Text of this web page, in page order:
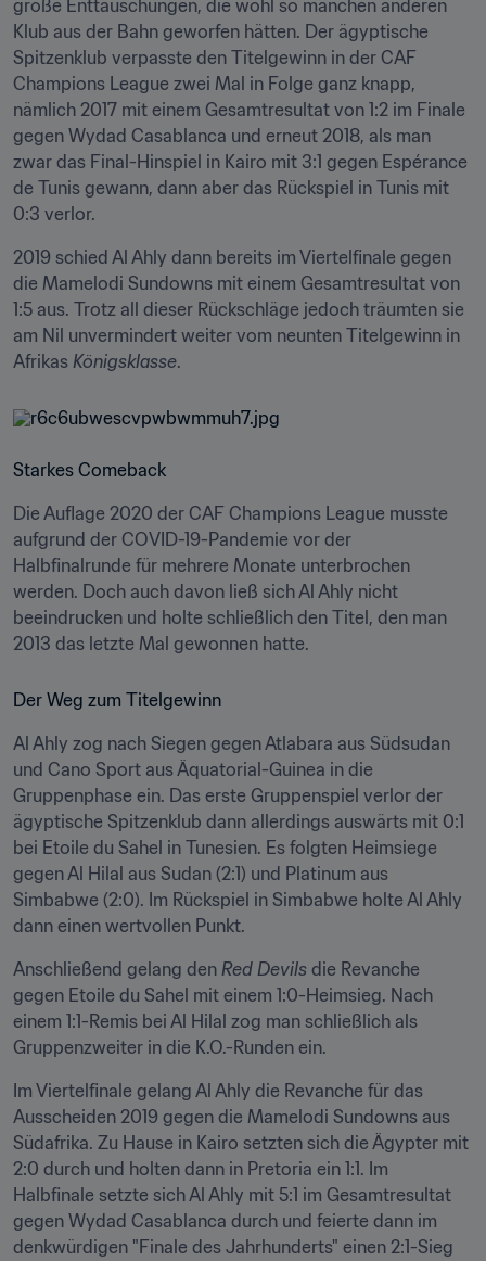
große Enttäuschungen, die wohl so manchen anderen
Klub aus der Bahn geworfen hätten. Der ägyptische
Spitzenklub verpasste den Titelgewinn in der CAF
Champions League zwei Mal in Folge ganz knapp,
nämlich 2017 mit einem Gesamtresultat von 1:2 im Finale
gegen Wydad Casablanca und erneut 2018, als man
zwar das Final-Hinspiel in Kairo mit 3:1 gegen Espérance
de Tunis gewann, dann aber das Rückspiel in Tunis mit
0:3 verlor.
2019 schied Al Ahly dann bereits im Viertelfinale gegen
die Mamelodi Sundowns mit einem Gesamtresultat von
1:5 aus. Trotz all dieser Rückschläge jedoch träumten sie
am Nil unvermindert weiter vom neunten Titelgewinn in
Afrikas Königsklasse.
Starkes Comeback
Die Auflage 2020 der CAF Champions League musste
aufgrund der COVID-19-Pandemie vor der
Halbfinalrunde für mehrere Monate unterbrochen
werden. Doch auch davon ließ sich Al Ahly nicht
beeindrucken und holte schließlich den Titel, den man
2013 das letzte Mal gewonnen hatte.
Der Weg zum Titelgewinn
Al Ahly zog nach Siegen gegen Atlabara aus Südsudan
und Cano Sport aus Äquatorial-Guinea in die
Gruppenphase ein. Das erste Gruppenspiel verlor der
ägyptische Spitzenklub dann allerdings auswärts mit 0:1
bei Etoile du Sahel in Tunesien. Es folgten Heimsiege
gegen Al Hilal aus Sudan (2:1) und Platinum aus
Simbabwe (2:0). Im Rückspiel in Simbabwe holte Al Ahly
dann einen wertvollen Punkt.
Anschließend gelang den Red Devils die Revanche
gegen Etoile du Sahel mit einem 1:0-Heimsieg. Nach
einem 1:1-Remis bei Al Hilal zog man schließlich als
Gruppenzweiter in die K.O.-Runden ein.
Im Viertelfinale gelang Al Ahly die Revanche für das
Ausscheiden 2019 gegen die Mamelodi Sundowns aus
Südafrika. Zu Hause in Kairo setzten sich die Ägypter mit
2:0 durch und holten dann in Pretoria ein 1:1. Im
Halbfinale setzte sich Al Ahly mit 5:1 im Gesamtresultat
gegen Wydad Casablanca durch und feierte dann im
denkwürdigen "Finale des Jahrhunderts" einen 2:1-Sieg